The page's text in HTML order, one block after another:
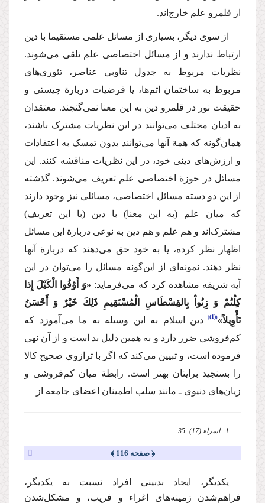
از قلمرو علم خارج‌اند.
از سوی دیگر، بسیاری از مسائل علمی مستقیما با دین
ارتباط ندارند و از مسائل اختصاصی علم تلقی می‌شوند.
نظریات مربوط به جدول تناوبی عناصر، تئوری‌های
مربوط به ساختمان اتم‌ها، یا فرضیات دربارة چیستی و
حقیقت نور در قلمرو دین به این معنا نمی‌گنجند. معتقدان
به ادیان مختلف می‌توانند در این نظریات مشترک باشند،
همان‌گونه که همة آنها می‌توانند بدون تمسک به اعتقادات
و ارزش‌های دینی خود، در این نظریات مناقشه کنند. این
مسائل در حوزة اختصاصی علم تعریف می‌شوند. گذشته
از این دو دسته مسائل اختصاصی، مسائلی نیز وجود دارند
که میان علم (به این معنا) با دین (با این تعریف)
مشترک‌اند و هم علم و هم دین به نوعی دربارة این مسائل
اظهار نظر کرده‌، یا به خود حق می‌دهند که دربارة آنها
نظر دهند. نمونه‌ای از این‌گونه مسائل را می‌توان در این
آیه شریفه مشاهده کرد که می‌فرماید: «وَ أَوْفُوا الْكَیْلَ إِذا
كِلْتُمْ وَ زِنُواْ بِالقِسْطَاسِ الْمُسْتَقِیمِ ذَلِكَ خَیْرٌ وَ أَحْسَنُ
تَأْوِیلاً» (1)
دین اسلام به این وسیله به ما می‌آموزد که
کم‌فروشی ضرر دارد و به همین دلیل بد است و از آن نهی
فرموده است، و تبیین می‌کند که اگر با ترازوی صحیح کالا
را بسنجید برایتان بهتر است. رابطة میان کم‌فروشی و
زیان‌های دنیوی ـ مانند سلب اطمینان اعضای جامعه از
1 . اسراء (17): 35.
﴿ صفحه 116 ﴾
یکدیگر، ایجاد بدبینی افراد نسبت به یکدیگر،
فراهم‌شدن زمینه‌های اغراء و فریب، و مشکل‌شدن